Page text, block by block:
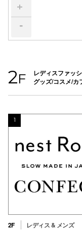
-
+
2F
レディスファッ
グッズ/コスメ/カ
1
2F レディス & メンズ